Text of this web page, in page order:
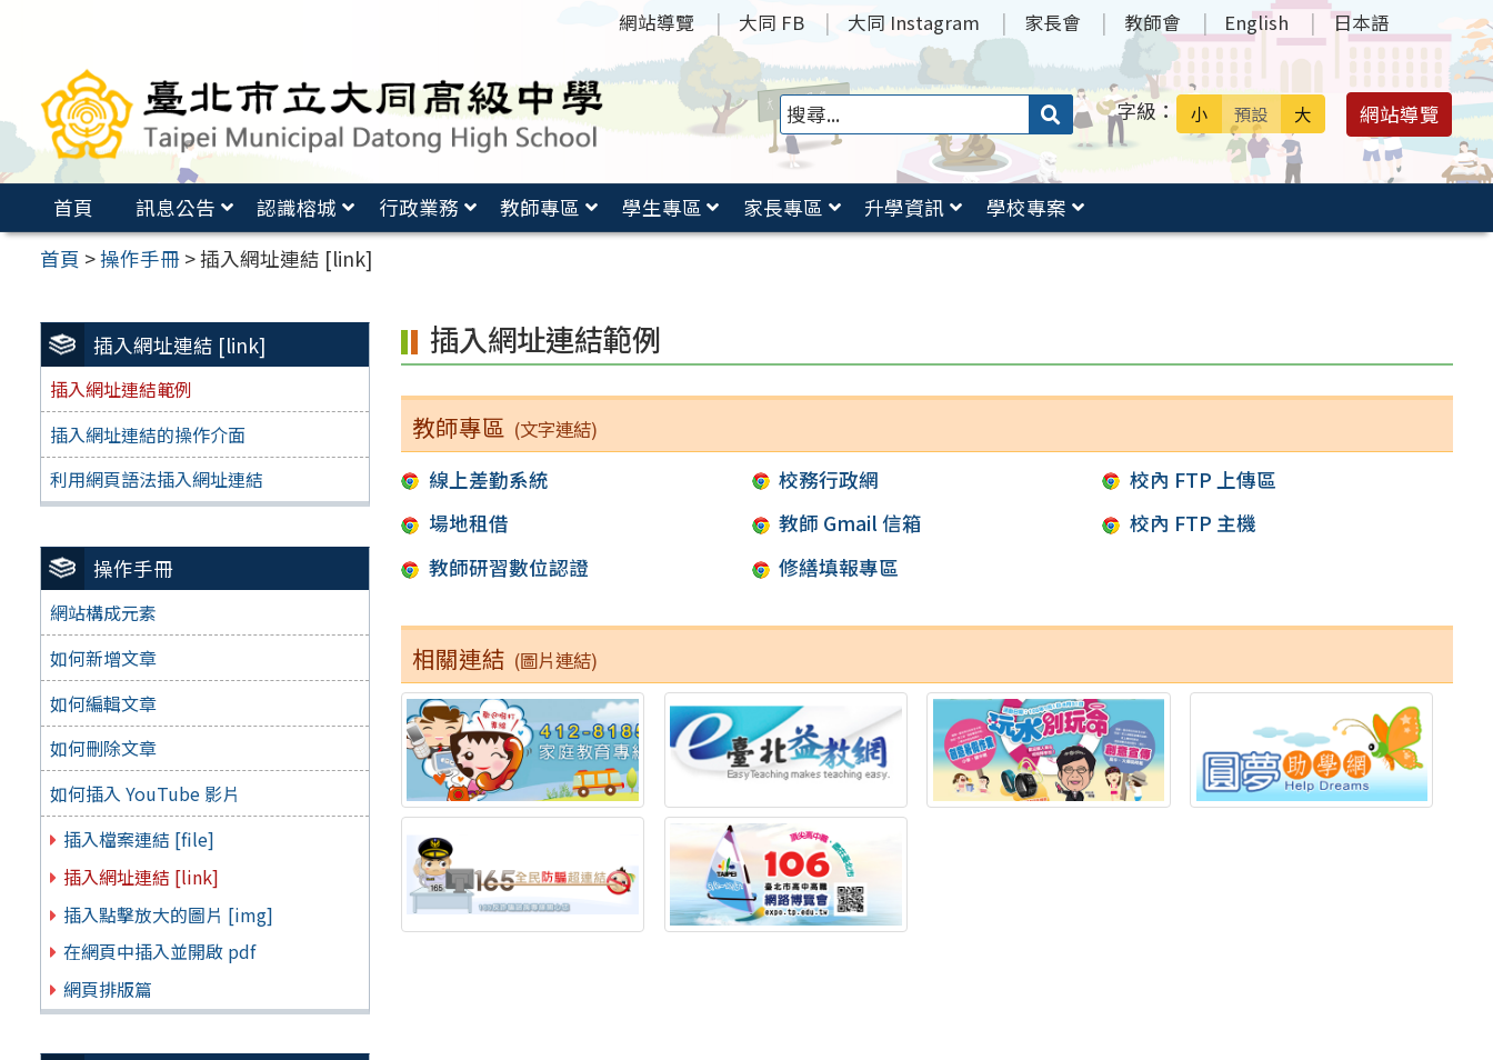
要
容
網站導覽 大同 FB 大同 Instagram 家長會 教師會 English 日本語
搜
送出 字級： 小 預設 大 網站導覽
首頁 訊息公告 認識榕城 行政業務 教師專區 學生專區 家長專區 升學資訊
學校專案
首頁 >操作手冊 >插入網址連結 [link]
插入網址連結 [link]
插入網址連結範例
插入網址連結的操作介面
利用網頁語法插入網址連結
操作手冊
網站構成元素
如何新增文章
如何編輯文章
如何刪除文章
如何插入 YouTube 影片
插入檔案連結 [file]
插入網址連結 [link]
插入點擊放大的圖片 [img]
在網頁中插入並開啟 pdf
網頁排版篇
插入網址連結範例
教師專區 (文字連結)
線上差勤系統 校務行政網
校內 FTP 上傳區
場地租借
教師 Gmail 信箱
校內 FTP 主機
教師研習數位認證
修繕填報專區
相關連結 (圖片連結)